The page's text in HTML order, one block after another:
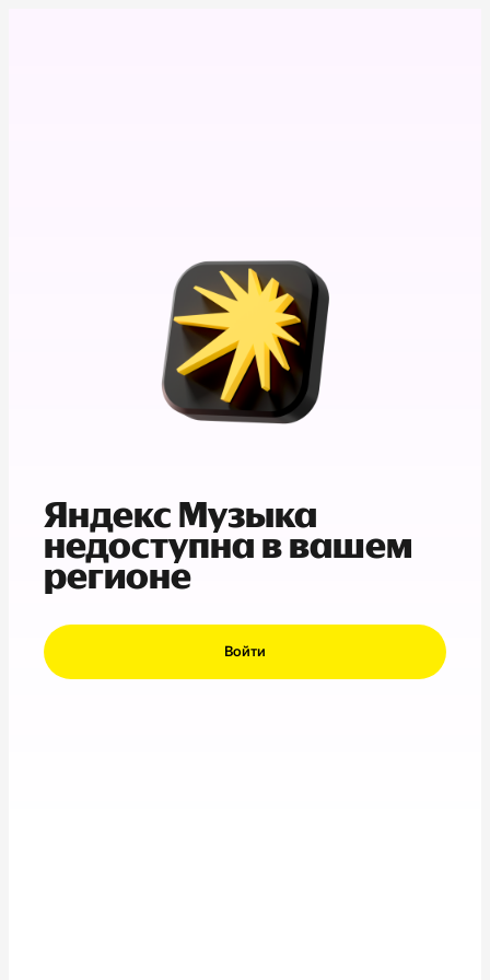
Яндекс Музыка
недоступна в вашем
регионе
Войти